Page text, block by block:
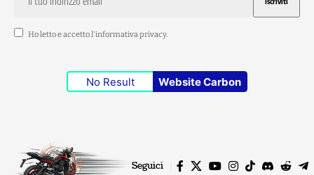
Ho letto e accetto l'informativa privacy.
No Result Website Carbon
Seguici